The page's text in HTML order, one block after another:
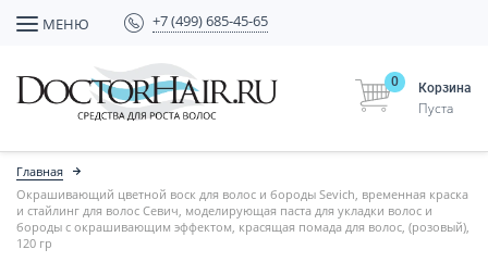
МЕНЮ +7 (499) 685-45-65
Корзина
0
Пуста
Главная
Окрашивающий цветной воск для волос и бороды Sevich, временная краска
и стайлинг для волос Севич, моделирующая паста для укладки волос и
бороды с окрашивающим эффектом, красящая помада для волос, (розовый),
120 гр